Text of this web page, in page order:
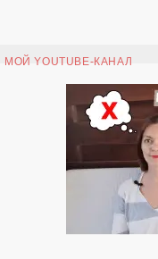
МОЙ YOUTUBE-КАНАЛ